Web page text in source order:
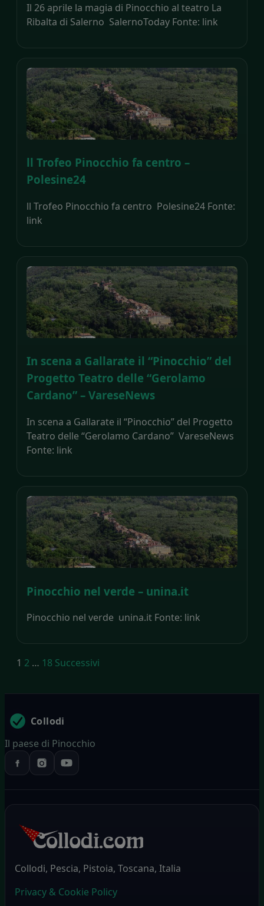
Il 26 aprile la magia di Pinocchio al teatro La
Ribalta di Salerno SalernoToday Fonte: link
ll Trofeo Pinocchio fa centro –
Polesine24
ll Trofeo Pinocchio fa centro Polesine24 Fonte:
link
In scena a Gallarate il “Pinocchio” del
Progetto Teatro delle “Gerolamo
Cardano” – VareseNews
In scena a Gallarate il “Pinocchio” del Progetto
Teatro delle “Gerolamo Cardano” VareseNews
Fonte: link
Pinocchio nel verde – unina.it
Pinocchio nel verde unina.it Fonte: link
Paginazione
articoli
1 2 … 18 Successivi
Collodi
Il paese di Pinocchio
Collodi, Pescia, Pistoia, Toscana, Italia
Privacy & Cookie Policy